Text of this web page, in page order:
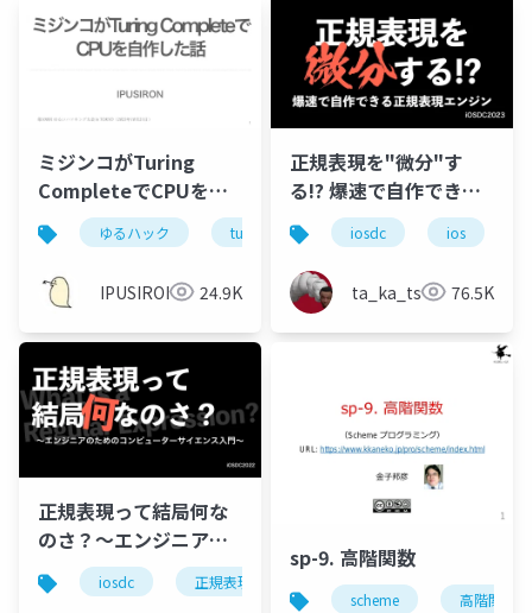
ミジンコがTuring
CompleteでCPUを自
作した話ゆるハック turing complete
IPUSIRON 24.9K
正規表現を"微分"す
る!? 爆速で自作できる
正規表現エンジン
iosdc ios
ta_ka_tsu 76.5K
正規表現って結局何な
のさ？〜エンジニアの
ためのコンピューター
サイエンス入門〜
iosdc 正規表現 regex コンピューターサ
sp-9. 高階関数
scheme 高階関数